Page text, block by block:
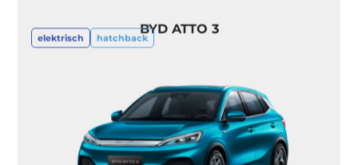
BYD ATTO 3
elektrisch hatchback